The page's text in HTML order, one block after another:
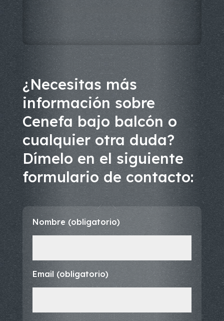
¿Necesitas más
información sobre
Cenefa bajo balcón o
cualquier otra duda?
Dímelo en el siguiente
formulario de contacto:
Nombre (obligatorio)
Email (obligatorio)